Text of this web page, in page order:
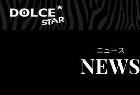
ニュース
NEWS